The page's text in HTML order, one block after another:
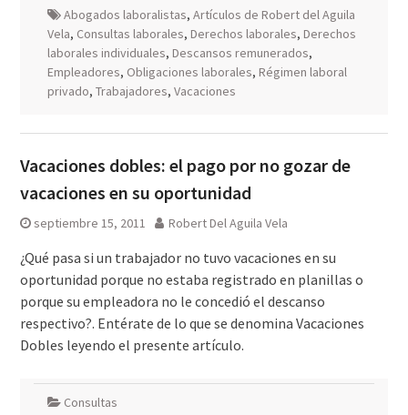
Abogados laboralistas, Artículos de Robert del Aguila
Vela, Consultas laborales, Derechos laborales, Derechos
laborales individuales, Descansos remunerados,
Empleadores, Obligaciones laborales, Régimen laboral
privado, Trabajadores, Vacaciones
Vacaciones dobles: el pago por no gozar de
vacaciones en su oportunidad
septiembre 15, 2011 Robert Del Aguila Vela
¿Qué pasa si un trabajador no tuvo vacaciones en su
oportunidad porque no estaba registrado en planillas o
porque su empleadora no le concedió el descanso
respectivo?. Entérate de lo que se denomina Vacaciones
Dobles leyendo el presente artículo.
Consultas